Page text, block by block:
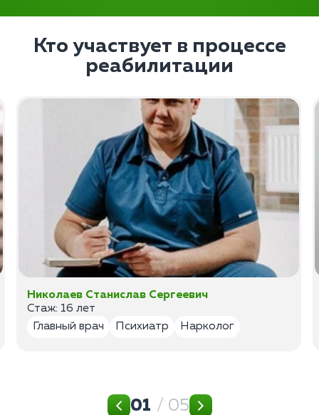
Кто участвует в процессе
реабилитации
Николаев Станислав Сергеевич
Стаж: 16 лет
Главный врач
Психиатр Нарколог
01 / 05